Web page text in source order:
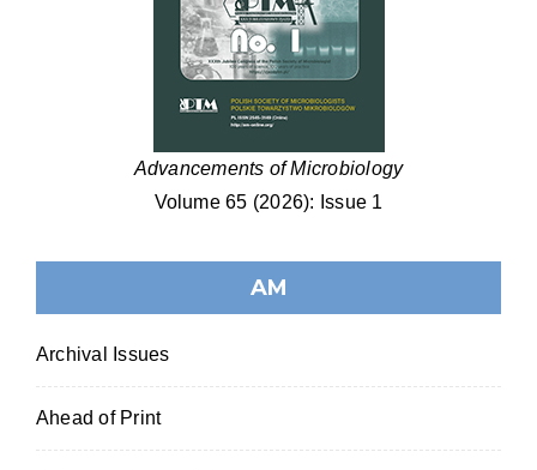
Advancements of Microbiology
Volume 65 (2026): Issue 1
AM
Archival Issues
Ahead of Print